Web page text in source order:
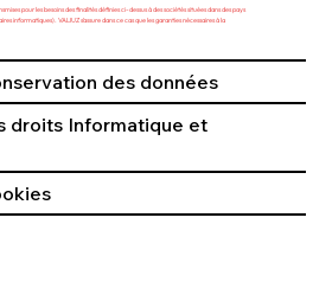
pour les besoins des finalités définies ci-dessus à des sociétés situées dans des pays
informatiques). VALIUZ s’assure dans ce cas que les garanties nécessaires à la
des données
droits Informatique et